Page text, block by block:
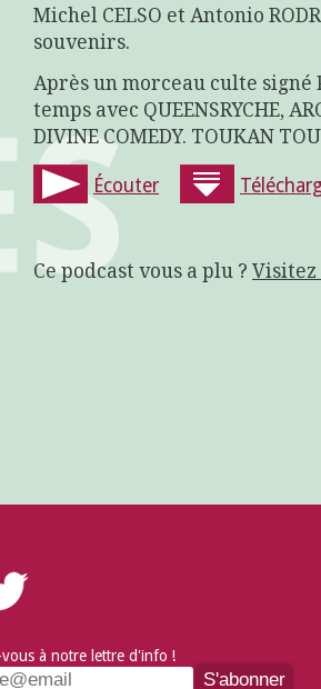
Michel CELSO et Antonio
souvenirs.
Après un morceau culte signé
temps avec QUEENSRYCHE,
DIVINE COMEDY. TOUKAN
Écouter
Ce podcast vous a plu ? Visitez
à notre lettre d'info !